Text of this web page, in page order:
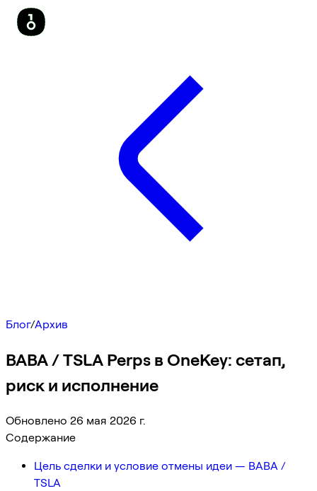
Блог/Архив
BABA / TSLA Perps в OneKey: сетап,
риск и исполнение
Обновлено 26 мая 2026 г.
Содержание
Цель сделки и условие отмены идеи — BABA /
TSLA